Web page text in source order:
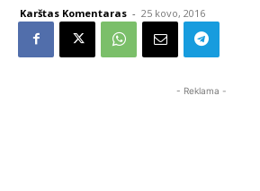
Karštas Komentaras - 25 kovo, 2016
- Reklama -